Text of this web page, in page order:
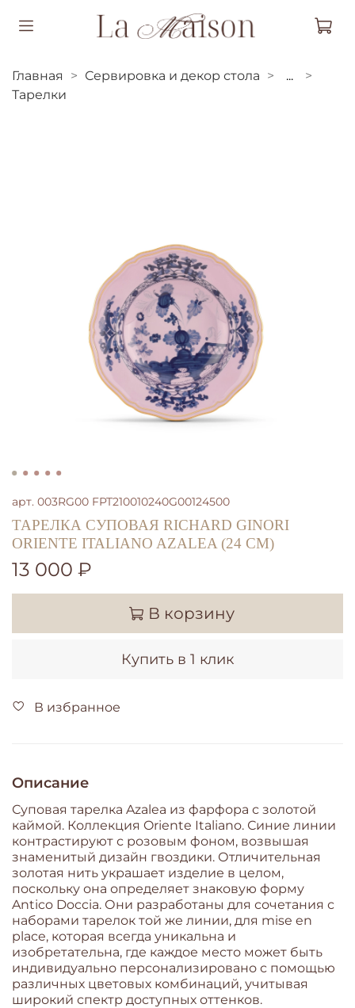
Главная Сервировка и декор стола
...
Тарелки
арт. 003RG00 FPT210010240G00124500
ТАРЕЛКА СУПОВАЯ RICHARD GINORI
ORIENTE ITALIANO AZALEA (24 СМ)
13 000 ₽
В корзину
Купить в 1 клик
В избранное
Описание
Суповая тарелка Azalea из фарфора с золотой
каймой. Коллекция Oriente Italiano. Синие линии
контрастируют с розовым фоном, возвышая
знаменитый дизайн гвоздики. Отличительная
золотая нить украшает изделие в целом,
поскольку она определяет знаковую форму
Antico Doccia. Они разработаны для сочетания с
наборами тарелок той же линии, для mise en
place, которая всегда уникальна и
изобретательна, где каждое место может быть
индивидуально персонализировано с помощью
различных цветовых комбинаций, учитывая
широкий спектр доступных оттенков.